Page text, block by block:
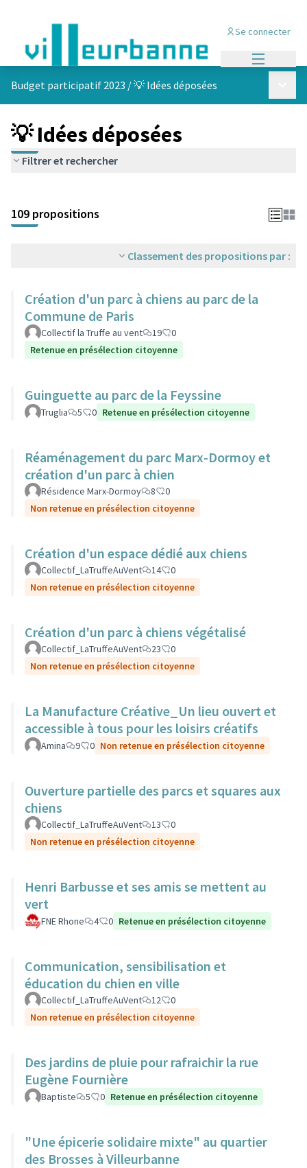
Se connecter
Budget participatif 2023 /💡 Idées déposées
💡 Idées déposées
Filtrer et rechercher
+
−
109 propositions
Classement des propositions par :
Création d'un parc à chiens au parc de la
Commune de Paris
Collectif la Truffe au vent 19
0
Retenue en présélection citoyenne
Guinguette au parc de la Feyssine
Truglia 5 0 Retenue en présélection citoyenne
Réaménagement du parc Marx-Dormoy et
création d'un parc à chien
Résidence Marx-Dormoy 8
0
Non retenue en présélection citoyenne
Création d'un espace dédié aux chiens
Collectif_LaTruffeAuVent 14
0
Non retenue en présélection citoyenne
Création d'un parc à chiens végétalisé
Collectif_LaTruffeAuVent 23
0
Non retenue en présélection citoyenne
La Manufacture Créative_Un lieu ouvert et
accessible à tous pour les loisirs créatifs
Amina 9 0 Non retenue en présélection citoyenne
Ouverture partielle des parcs et squares aux
chiens
Collectif_LaTruffeAuVent 13
0
Non retenue en présélection citoyenne
Henri Barbusse et ses amis se mettent au
vert
FNE Rhone 4 0 Retenue en présélection citoyenne
Communication, sensibilisation et
éducation du chien en ville
Collectif_LaTruffeAuVent 12
0
Non retenue en présélection citoyenne
Des jardins de pluie pour rafraichir la rue
Eugène Fournière
Baptiste 5 0 Retenue en présélection citoyenne
"Une épicerie solidaire mixte" au quartier
des Brosses à Villeurbanne